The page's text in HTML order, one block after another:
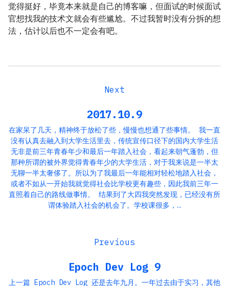
觉得挺好，毕竟本来就是自己的博客嘛，但面试的时候面试
官想找我的技术文就会有些尴尬。不过我暂时没有分拆的想
法，估计以后也不一定会有吧。
2017.10.9
在家呆了几天，精神终于放松了些，慢慢也想通了些事情。 我一直
没有认真去融入到大学生活里去，传统宣传口径下的国内大学生活
无非是前三年青春年少和最后一年踏入社会，看起来朝气蓬勃，但
那种所谓的被外界觉得青春年少的大学生活，对于我来说是一半太
无聊一半太奢侈了。所以为了我最后一年能相对轻松地踏入社会，
或者不如从一开始我就觉得社会比学校更有趣些，因此我前三年一
直照着自己的路线做事情。 结果到了大四我突然发现，已经没有所
谓体验踏入社会的机会了。学校课很多，…
Epoch Dev Log 9
上一篇 Epoch Dev Log 还是去年九月。一年过去由于实习，其他